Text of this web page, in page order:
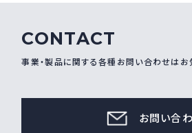
CONTACT
事業・製品に関する各種お問い合わせはお
お問い合